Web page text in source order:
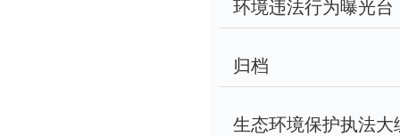
环境违法行为曝光台
归档
生态环境保护执法大